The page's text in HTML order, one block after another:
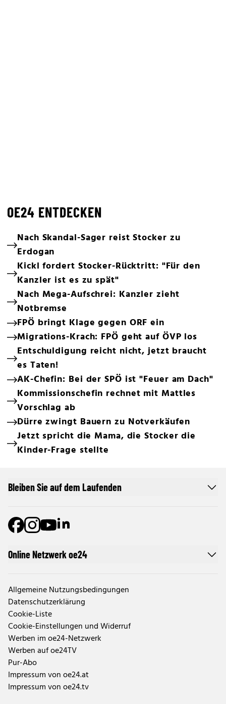
OE24 ENTDECKEN
Nach Skandal-Sager reist Stocker zu
Erdogan
Kickl fordert Stocker-Rücktritt: "Für den
Kanzler ist es zu spät"
Nach Mega-Aufschrei: Kanzler zieht
Notbremse
FPÖ bringt Klage gegen ORF ein
Migrations-Krach: FPÖ geht auf ÖVP los
Entschuldigung reicht nicht, jetzt braucht
es Taten!
AK-Chefin: Bei der SPÖ ist "Feuer am Dach"
Kommissionschefin rechnet mit Mattles
Vorschlag ab
Dürre zwingt Bauern zu Notverkäufen
Jetzt spricht die Mama, die Stocker die
Kinder-Frage stellte
Online Netzwerk oe24
Allgemeine Nutzungsbedingungen
Datenschutzerklärung
Cookie-Liste
Cookie-Einstellungen und Widerruf
Werben im oe24-Netzwerk
Werben auf oe24TV
Pur-Abo
Impressum von oe24.at
Impressum von oe24.tv
Bleiben Sie auf dem Laufenden